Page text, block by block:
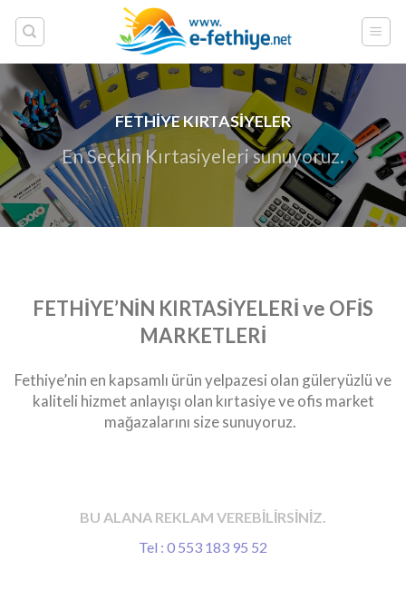
FETHİYE KIRTASİYELER
En Seçkin Kırtasiyeleri sunuyoruz.
FETHİYE’NİN KIRTASİYELERİ ve OFİS
MARKETLERİ
Fethiye’nin en kapsamlı ürün yelpazesi olan güleryüzlü ve
kaliteli hizmet anlayışı olan kırtasiye ve ofis market
mağazalarını size sunuyoruz.
BU ALANA REKLAM VEREBİLİRSİNİZ.
Tel : 0 553 183 95 52